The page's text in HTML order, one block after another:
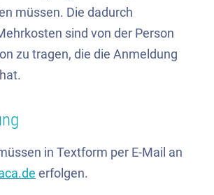
müssen. Die dadurch
sind von der Person
zu tragen, die die Anmeldung
in Textform per E-Mail an
erfolgen.